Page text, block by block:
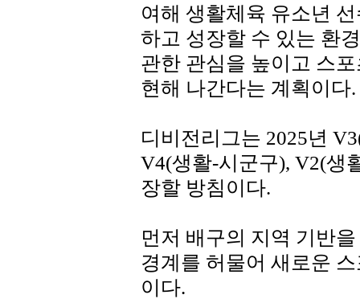
여해 생활체육 유소년
하고 성장할 수 있는 환
관한 관심을 높이고 스
현해 나간다는 계획이다.
디비전리그는 2025년
V4(생활-시군구), V2(생
장할 방침이다.
먼저 배구의 지역 기반
경계를 허물어 새로운
이다.